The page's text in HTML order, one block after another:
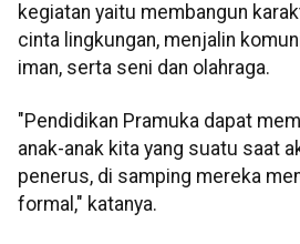
kegiatan yaitu membangun
cinta lingkungan, menjalin
iman, serta seni dan olahraga.
"Pendidikan Pramuka dapat
anak-anak kita yang suatu saat
penerus, di samping mereka
formal," katanya.